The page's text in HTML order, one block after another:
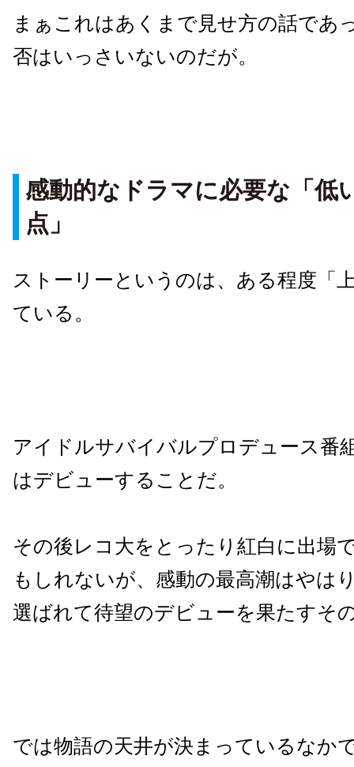
まぁこれはあくまで見せ方の話であ
否はいっさいないのだが。
感動的なドラマに必要な「低
点」
ストーリーというのは、ある程度「
ている。
アイドルサバイバルプロデュース番
はデビューすることだ。
その後レコ大をとったり紅白に出場
もしれないが、感動の最高潮はやは
選ばれて待望のデビューを果たすそ
では物語の天井が決まっているなか